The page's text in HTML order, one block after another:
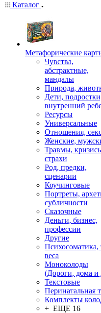
Каталог
Mетафорические
Чувства,
абстрактные,
мандалы
Природа,
Дети,
внутренний
Ресурсы
Универсальные
Отношения,
Женские,
Травмы,
страхи
Род, предки,
сценарии
Коучинговые
Портреты,
субличности
Сказочные
Деньги, бизнес,
профессии
Другие
Психосоматика,
веса
Моноколоды
(Дороги, дома и
Текстовые
Перинатальная
Комплекты
+ ЕЩЕ 16